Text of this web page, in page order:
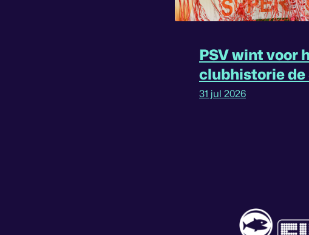
PSV wint voor
clubhistorie de
31 jul 2026